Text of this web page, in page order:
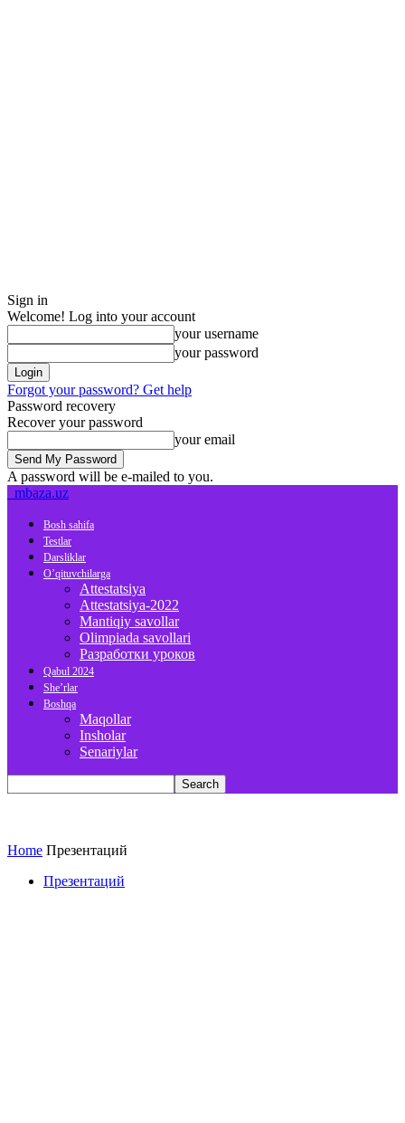
Sign in
Welcome! Log into your account
your username
your password
Forgot your password? Get help
Password recovery
Recover your password
your email
A password will be e-mailed to you.
mbaza.uz
Bosh sahifa
Testlar
Darsliklar
O’qituvchilarga
Attestatsiya
Attestatsiya-2022
Mantiqiy savollar
Olimpiada savollari
Разработки уроков
Qabul 2024
She’rlar
Boshqa
Maqollar
Insholar
Senariylar
Home Презентаций
Презентаций